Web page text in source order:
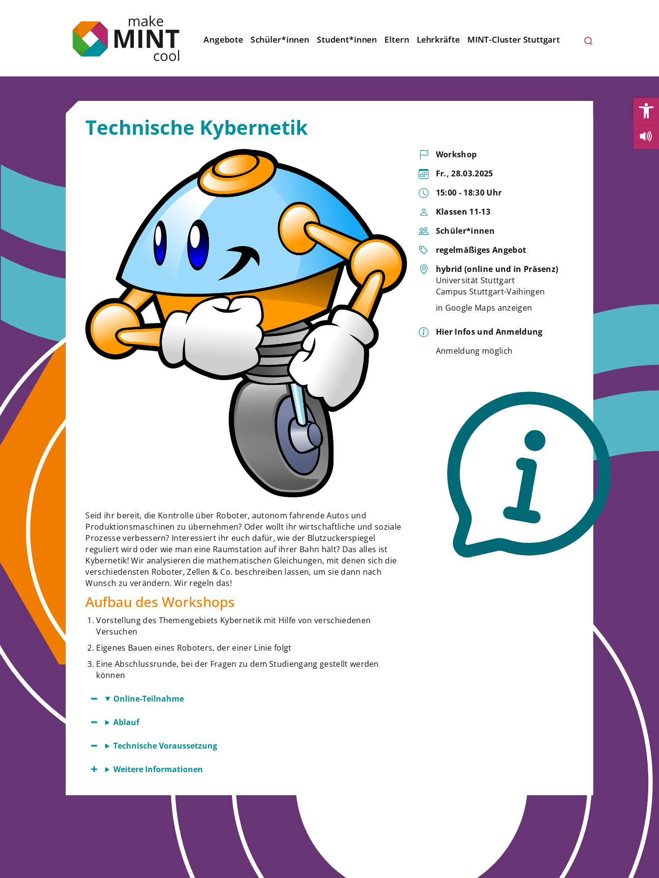
Angebote Schüler*innen Student*innen Eltern Lehrkräfte MINT-Cluster Stuttgart
Technische Kybernetik
Seid ihr bereit, die Kontrolle über Roboter, autonom fahrende Autos und
Produktionsmaschinen zu übernehmen? Oder wollt ihr wirtschaftliche und soziale
Prozesse verbessern? Interessiert ihr euch dafür, wie der Blutzuckerspiegel
reguliert wird oder wie man eine Raumstation auf ihrer Bahn hält? Das alles ist
Kybernetik! Wir analysieren die mathematischen Gleichungen, mit denen sich die
verschiedensten Roboter, Zellen & Co. beschreiben lassen, um sie dann nach
Wunsch zu verändern. Wir regeln das!
Aufbau des Workshops
Vorstellung des Themengebiets Kybernetik mit Hilfe von verschiedenen
Versuchen
Eigenes Bauen eines Roboters, der einer Linie folgt
Eine Abschlussrunde, bei der Fragen zu dem Studiengang gestellt werden
können
Online-Teilnahme
Ablauf
Technische Voraussetzung
Weitere Informationen
Workshop
Fr., 28.03.2025
15:00 - 18:30 Uhr
Klassen 11-13
Schüler*innen
regelmäßiges Angebot
hybrid (online und in Präsenz)
Universität Stuttgart
Campus Stuttgart-Vaihingen
in Google Maps anzeigen
Hier Infos und Anmeldung
Anmeldung möglich